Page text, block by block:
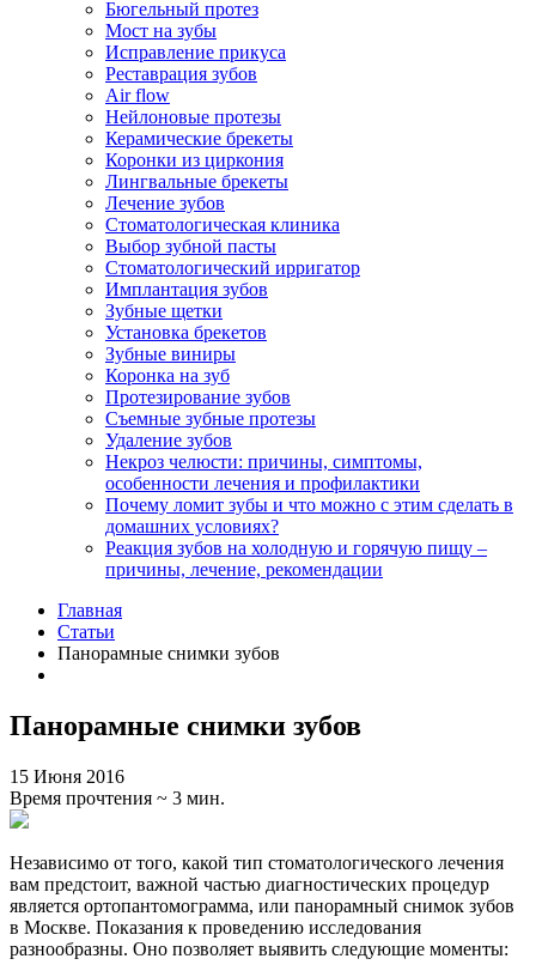
Бюгельный протез
Мост на зубы
Исправление прикуса
Реставрация зубов
Air flow
Нейлоновые протезы
Керамические брекеты
Коронки из циркония
Лингвальные брекеты
Лечение зубов
Стоматологическая клиника
Выбор зубной пасты
Стоматологический ирригатор
Имплантация зубов
Зубные щетки
Установка брекетов
Зубные виниры
Коронка на зуб
Протезирование зубов
Съемные зубные протезы
Удаление зубов
Некроз челюсти: причины, симптомы,
особенности лечения и профилактики
Почему ломит зубы и что можно с этим сделать в
домашних условиях?
Реакция зубов на холодную и горячую пищу –
причины, лечение, рекомендации
Главная
Статьи
Панорамные снимки зубов
Панорамные снимки зубов
15 Июня 2016
Время прочтения ~ 3 мин.
Независимо от того, какой тип стоматологического лечения
вам предстоит, важной частью диагностических процедур
является ортопантомограмма, или панорамный снимок зубов
в Москве. Показания к проведению исследования
разнообразны. Оно позволяет выявить следующие моменты: